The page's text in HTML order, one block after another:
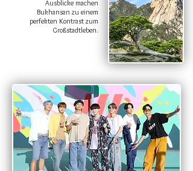
Ausblicke machen
Bukhansan zu einem
perfekten Kontrast zum
Großstadtleben.